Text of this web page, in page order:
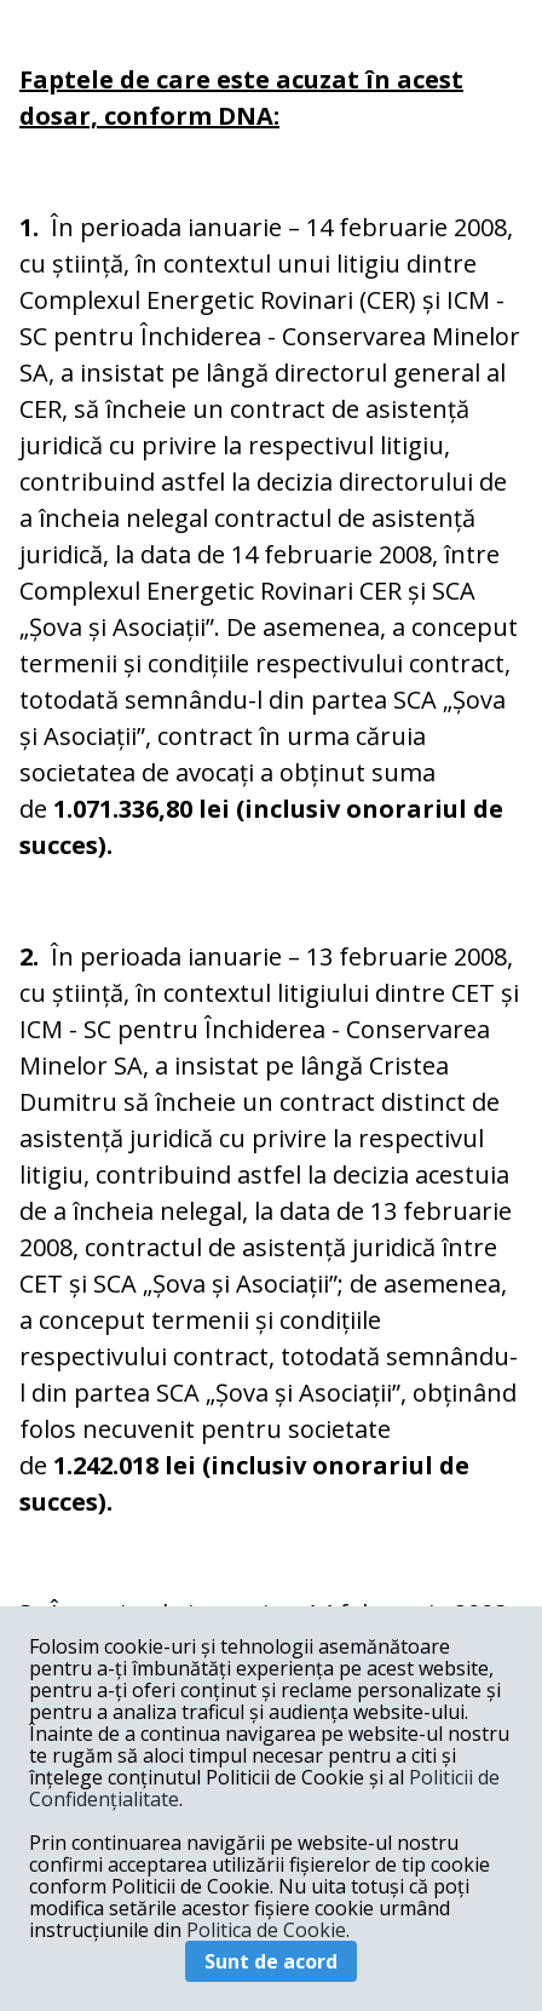
Faptele de care este acuzat în acest
dosar, conform DNA:
1.În perioada ianuarie – 14 februarie 2008,
cu știință, în contextul unui litigiu dintre
Complexul Energetic Rovinari (CER) și ICM -
SC pentru Închiderea - Conservarea Minelor
SA, a insistat pe lângă directorul general al
CER, să încheie un contract de asistență
juridică cu privire la respectivul litigiu,
contribuind astfel la decizia directorului de
a încheia nelegal contractul de asistență
juridică, la data de 14 februarie 2008, între
Complexul Energetic Rovinari CER și SCA
„Șova și Asociații”. De asemenea, a conceput
termenii și condițiile respectivului contract,
totodată semnându-l din partea SCA „Șova
și Asociații”, contract în urma căruia
societatea de avocați a obținut suma
de 1.071.336,80 lei (inclusiv onorariul de
succes).
2. În perioada ianuarie – 13 februarie 2008,
cu știință, în contextul litigiului dintre CET și
ICM - SC pentru Închiderea - Conservarea
Minelor SA, a insistat pe lângă Cristea
Dumitru să încheie un contract distinct de
asistență juridică cu privire la respectivul
litigiu, contribuind astfel la decizia acestuia
de a încheia nelegal, la data de 13 februarie
2008, contractul de asistență juridică între
CET și SCA „Șova și Asociații”; de asemenea,
a conceput termenii și condițiile
respectivului contract, totodată semnându-
l din partea SCA „Șova și Asociații”, obținând
folos necuvenit pentru societate
de 1.242.018 lei (inclusiv onorariul de
succes).
3.În perioada ianuarie – 14 februarie 2008,
cu știință, în contextul unui alt litigiu, dintre
Complexul Energetic Rovinari (CER) și ICM -
SC pentru Închiderea - Conservarea Minelor
SA, a insistat pe lângă directorul general al
CER, să încheie un contract de asistență
juridică cu privire la respectivul litigiu,
contribuind astfel la decizia directorului de
a încheia nelegal contractul de asistență
juridică, la data de 14 februarie 2008, între
Complexul Energetic Rovinari CER și SCA
Folosim cookie-uri și tehnologii asemănătoare
pentru a-ți îmbunătăți experiența pe acest website,
pentru a-ți oferi conținut și reclame personalizate și
pentru a analiza traficul și audiența website-ului.
Înainte de a continua navigarea pe website-ul nostru
te rugăm să aloci timpul necesar pentru a citi și
înțelege conținutul Politicii de Cookie și al Politicii de
Confidențialitate.
Prin continuarea navigării pe website-ul nostru
confirmi acceptarea utilizării fișierelor de tip cookie
conform Politicii de Cookie. Nu uita totuși că poți
modifica setările acestor fișiere cookie urmând
instrucțiunile din Politica de Cookie.
Sunt de acord